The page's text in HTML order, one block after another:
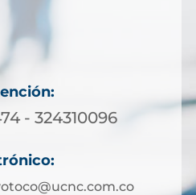
- 324310096